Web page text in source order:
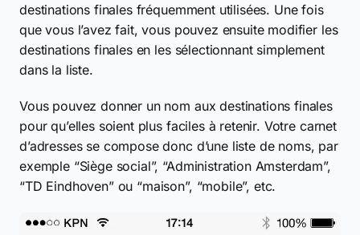
destinations finales fréquemment utilisées. Une fois
que vous l’avez fait, vous pouvez ensuite modifier les
destinations finales en les sélectionnant simplement
dans la liste.
Vous pouvez donner un nom aux destinations finales
pour qu’elles soient plus faciles à retenir. Votre carnet
d’adresses se compose donc d’une liste de noms, par
exemple “Siège social”, “Administration Amsterdam”,
“TD Eindhoven” ou “maison”, “mobile”, etc.